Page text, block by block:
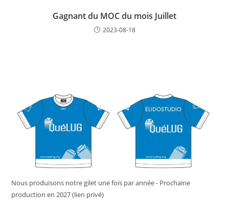
Gagnant du MOC du mois Juillet
2023-08-18
Nous produisons notre gilet une fois par année - Prochaine
production en 2027 (lien privé)